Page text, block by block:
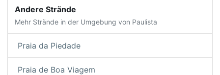
Andere Strände
Mehr Strände in der Umgebung von Paulista
Praia da Piedade
Praia de Boa Viagem